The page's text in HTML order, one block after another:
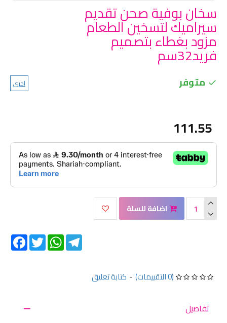
سخان بوفية صحن تقديم
سيراميك لتسخين الطعام
مزود بغطاء بتصميم
فريد32سم
متوفر اخرى
(0 التقييمات) - كتابة تعليق
111.55
اضافة للسلة
Twitter
WhatsAppTelegram
تفاصيل